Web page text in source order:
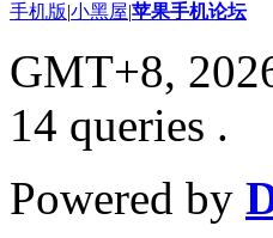
手机版|小黑屋|苹果手机论坛
GMT+8,
14 queries .
Powered by